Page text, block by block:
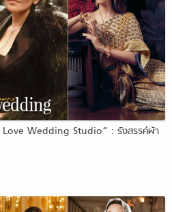
Wedding Studio” : รังสรรค์ผ้า